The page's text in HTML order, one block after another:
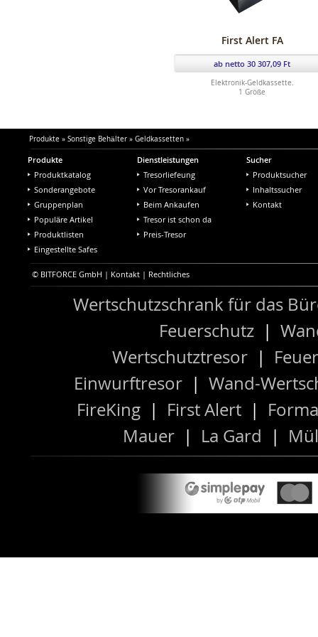
First Alert FA
ab netto 30 307,09 Ft
Elektronik-Geldkassette.
1 Größe
Produkte » Sonstige Behälter» Geldkassetten»
Produkte
Produktkatalog
Sonderangebote
Gruppenplan
Populäre Artikel
Produktlisten
Eingestellte Safes
Dienstleistungen
Tresorliefeung
Vor Tresorankauf
Beim Ankaufen
Tresor ist schon da
Preis-Tresor
Sucher
Produktsucher
Inhaltssucher
Kontakt
© BITFORCE GmbH | Kontakt | Rechtliches
Wertschutzschrank für das
Feuerschutz |
Wertschutztresor|
Einwurftresor| Wand-
FireKing | First Alert |
Mauer | La Gard |